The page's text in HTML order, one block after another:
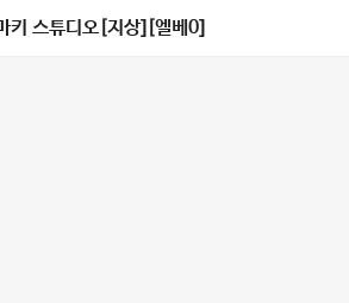
키 스튜디오[지상][엘베0]